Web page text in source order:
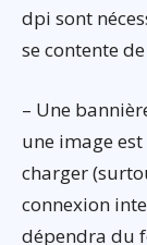
dpi sont
se contente
– Une
une image
charger
connexion
dépendra du